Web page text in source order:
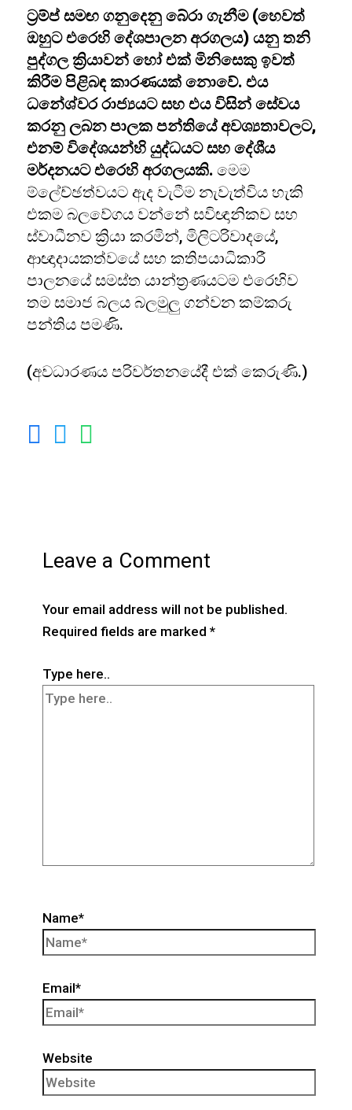
ට්‍රම්ප් සමඟ ගනුදෙනු බේරා ගැනීම (හෙවත්
ඔහුට එරෙහි දේශපාලන අරගලය) යනු තනි
පුද්ගල ක්‍රියාවන් හෝ එක් මිනිසෙකු ඉවත්
කිරීම පිළිබඳ කාරණයක් නොවේ. එය
ධනේශ්වර රාජ්‍යයට සහ එය විසින් සේවය
කරනු ලබන පාලක පන්තියේ අවශ්‍යතාවලට,
එනම් විදේශයන්හි යුද්ධයට සහ දේශීය
මර්දනයට එරෙහි අරගලයකි.මෙම
ම්ලේච්ඡත්වයට ඇද වැටීම නැවැත්විය හැකි
එකම බලවේගය වන්නේ සවිඥානිකව සහ
ස්වාධීනව ක්‍රියා කරමින්, මිලිටරිවාදයේ,
ආඥාදායකත්වයේ සහ කතිපයාධිකාරී
පාලනයේ සමස්ත යාන්ත්‍රණයටම එරෙහිව
තම සමාජ බලය බලමුලු ගන්වන කම්කරු
පන්තිය පමණි.
(අවධාරණය පරිවර්තනයේදී එක් කෙරුණි.)
Leave a Comment
Your email address will not be published.
Required fields are marked *
Type here..
Name*
Email*
Website